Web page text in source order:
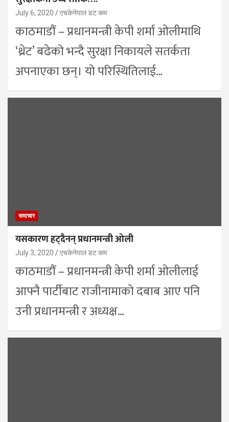
July 6, 2020 एचकेनेपाल डट कम
काठमाडौं – प्रधानमन्त्री केपी शर्मा ओलीमाथि
‘थ्रेट’ बढेको भन्दै सुरक्षा निकायले सतर्कता
अपनाएका छन्। यो परिस्थितिलाई…
समाचार
यसकारण हट्दैनन् प्रधानमन्त्री ओली
July 3, 2020 एचकेनेपाल डट कम
काठमाडौं – प्रधानमन्त्री केपी शर्मा ओलीलाई
आफ्नै पार्टीबाट राजीनामाको दबाब आए पनि
उनी प्रधानमन्त्री र अध्यक्ष…